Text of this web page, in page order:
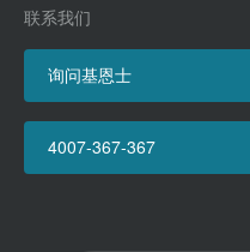
联系我们
询问基恩士
4007-367-367